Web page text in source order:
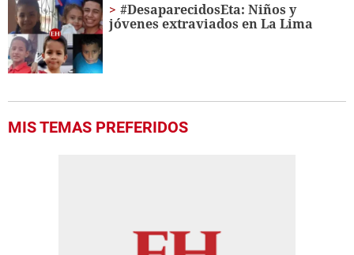
#DesaparecidosEta: Niños y
jóvenes extraviados en La Lima
MIS TEMAS PREFERIDOS